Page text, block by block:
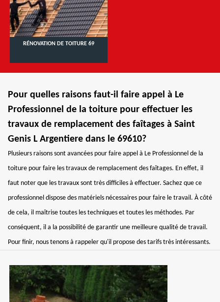
RÉNOVATION DE TOITURE 69
Pour quelles raisons faut-il faire appel à Le
Professionnel de la toiture pour effectuer les
travaux de remplacement des faîtages à Saint
Genis L Argentiere dans le 69610?
Plusieurs raisons sont avancées pour faire appel à Le Professionnel de la
toiture pour faire les travaux de remplacement des faîtages. En effet, il
faut noter que les travaux sont très difficiles à effectuer. Sachez que ce
professionnel dispose des matériels nécessaires pour faire le travail. À côté
de cela, il maîtrise toutes les techniques et toutes les méthodes. Par
conséquent, il a la possibilité de garantir une meilleure qualité de travail.
Pour finir, nous tenons à rappeler qu'il propose des tarifs très intéressants.